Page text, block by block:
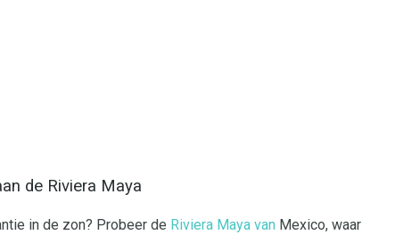
de Riviera Maya
in de zon? Probeer de Riviera Maya van Mexico, waar